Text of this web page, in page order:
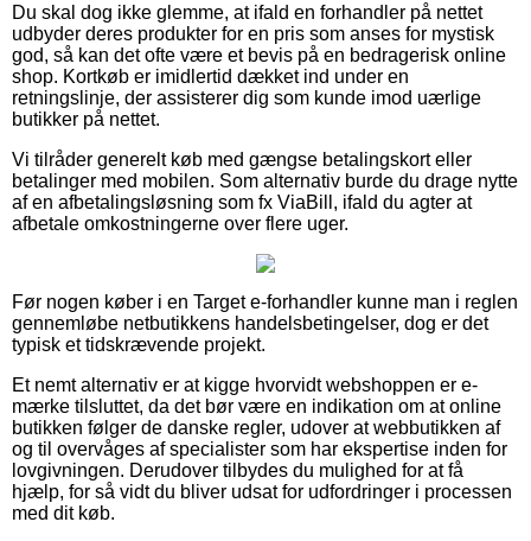
Du skal dog ikke glemme, at ifald en forhandler på nettet
udbyder deres produkter for en pris som anses for mystisk
god, så kan det ofte være et bevis på en bedragerisk online
shop. Kortkøb er imidlertid dækket ind under en
retningslinje, der assisterer dig som kunde imod uærlige
butikker på nettet.
Vi tilråder generelt køb med gængse betalingskort eller
betalinger med mobilen. Som alternativ burde du drage nytte
af en afbetalingsløsning som fx ViaBill, ifald du agter at
afbetale omkostningerne over flere uger.
Før nogen køber i en Target e-forhandler kunne man i reglen
gennemløbe netbutikkens handelsbetingelser, dog er det
typisk et tidskrævende projekt.
Et nemt alternativ er at kigge hvorvidt webshoppen er e-
mærke tilsluttet, da det bør være en indikation om at online
butikken følger de danske regler, udover at webbutikken af
og til overvåges af specialister som har ekspertise inden for
lovgivningen. Derudover tilbydes du mulighed for at få
hjælp, for så vidt du bliver udsat for udfordringer i processen
med dit køb.